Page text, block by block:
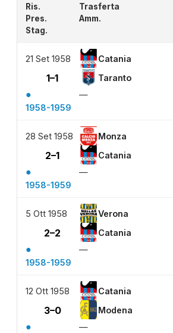
Ris.
Trasferta
Pres.
Amm.
Stag.
21 Set 1958 Catania
1–1 Taranto
●
—
1958-1959
28 Set 1958 Monza
2–1 Catania
●
—
1958-1959
5 Ott 1958 Verona
2–2 Catania
●
—
1958-1959
12 Ott 1958 Catania
3–0 Modena
●
—